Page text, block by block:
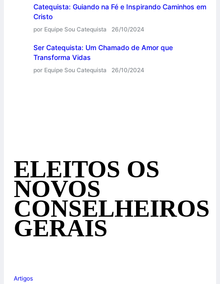
Catequista: Guiando na Fé e Inspirando Caminhos em
Cristo
por Equipe Sou Catequista 26/10/2024
Ser Catequista: Um Chamado de Amor que
Transforma Vidas
por Equipe Sou Catequista 26/10/2024
ELEITOS OS
NOVOS
CONSELHEIROS
GERAIS
Artigos